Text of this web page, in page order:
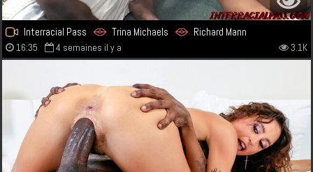
Interracial Pass Trina Michaels Richard Mann
16:35 4 semaines il y a 3.1K